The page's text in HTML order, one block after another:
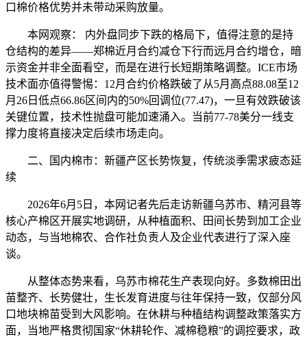
口棉价格优势并未带动采购放量。
本网观察： 内外盘同步下跌的格局下，值得注意的是持
仓结构的差异——郑棉近月合约减仓下行而远月合约增仓，暗
示资金并非全面看空，而是在进行长短期策略调整。ICE市场
技术面亦值得警惕：12月合约价格跌破了从5月高点88.08至12
月26日低点66.86区间内的50%回调位(77.47)，一旦有效跌破该
关键位置，技术性抛盘可能加速涌入。当前77-78美分一线支
撑力度将直接决定后续市场走向。
二、国内棉市：新疆产区长势恢复，传统淡季需求疲态延
续
2026年6月5日，本网记者先后走访新疆乌苏市、精河县等
核心产棉区开展实地调研，从种植面积、田间长势到加工企业
动态，与当地棉农、合作社负责人及企业代表进行了深入座
谈。
从整体态势来看，乌苏市棉花生产表现向好。多数棉田出
苗整齐、长势健壮，生长发育进度与往年保持一致，仅部分风
口地块棉苗受到大风影响。在休耕与种植结构调整政策落实方
面，当地严格贯彻国家“休耕轮作、减棉稳粮”的调控要求，政